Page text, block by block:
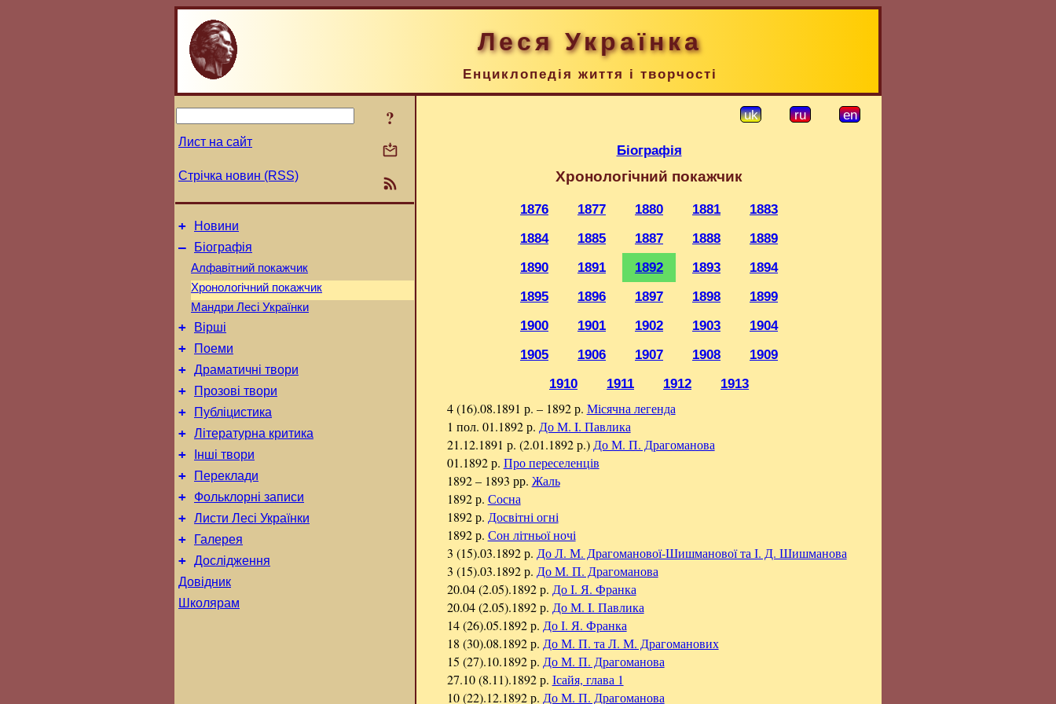
Леся Українка
Енциклопедія життя і творчості
?
Лист на сайт
Стрічка новин (RSS)
+ Новини
– Біографія
Алфавітний покажчик
Хронологічний покажчик
Мандри Лесі Українки
+ Вірші
+ Поеми
+ Драматичні твори
+ Прозові твори
+ Публіцистика
+ Літературна критика
+ Інші твори
+ Переклади
+ Фольклорні записи
+ Листи Лесі Українки
+ Галерея
+ Дослідження
Довідник
Школярам
uk ru en
Біографія
Хронологічний покажчик
1876 1877 1880 1881
1883
1884
1885 1887 1888
1889
1890
1891 1892 1893
1894
1895
1896 1897 1898
1899
1900
1901 1902 1903
1904
1905
1906 1907 1908
1909
1910
1911 1912 1913
4 (16).08.1891 р. – 1892 р. Місячна легенда
1 пол. 01.1892 р. До М. I. Павлика
21.12.1891 р. (2.01.1892 р.) До М. П. Драгоманова
01.1892 р. Про переселенців
1892 – 1893 рр. Жаль
1892 р. Сосна
1892 р. Досвітні огні
1892 р. Сон літньої ночі
3 (15).03.1892 р. До Л. М. Драгоманової-Шишманової та І. Д. Шишманова
3 (15).03.1892 р. До М. П. Драгоманова
20.04 (2.05).1892 р. До І. Я. Франка
20.04 (2.05).1892 р. До М. I. Павлика
14 (26).05.1892 р. До І. Я. Франка
18 (30).08.1892 р. До М. П. та Л. М. Драгоманових
15 (27).10.1892 р. До М. П. Драгоманова
27.10 (8.11).1892 р. Ісайя, глава 1
10 (22).12.1892 р. До М. П. Драгоманова